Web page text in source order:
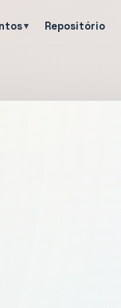
Repositório